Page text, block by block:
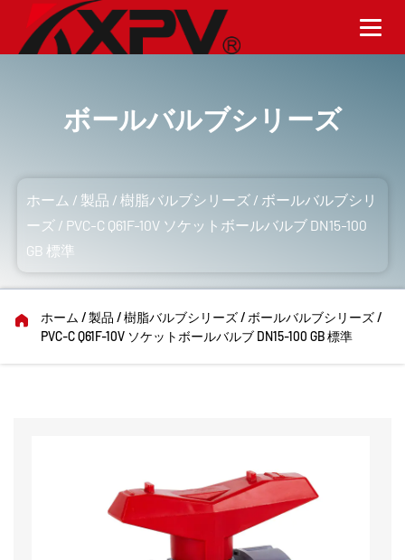
ボールバルブシリーズ
ホーム / 製品 /樹脂バルブシリーズ / ボールバルブシリ
ーズ / PVC-C Q61F-10V ソケットボールバルブ DN15-100
GB 標準
ホーム /製品 /樹脂バルブシリーズ/ ボールバルブシリーズ/
PVC-C Q61F-10V ソケットボールバルブ DN15-100 GB 標準